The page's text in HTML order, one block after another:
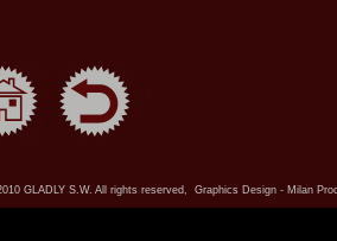
GLADLY S.W. All rights reserved, Graphics Design - Milan